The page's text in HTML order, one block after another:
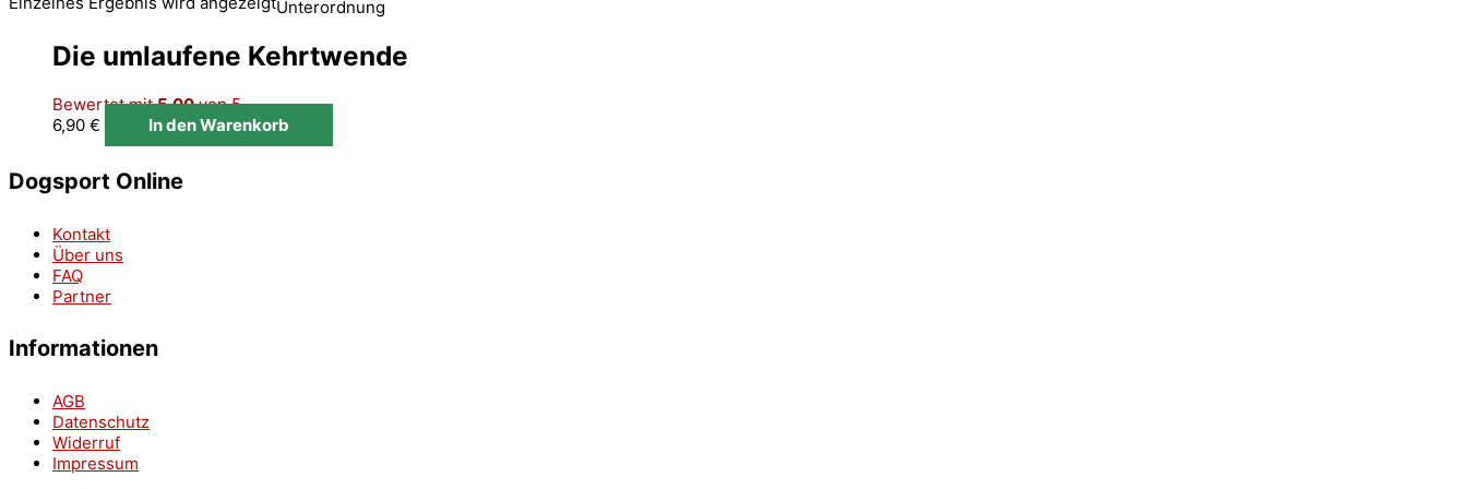
Unterordnung
Die umlaufene Kehrtwende
Bewertet mit5.00von 5
6,90 € In den Warenkorb
Dogsport Online
Kontakt
Über uns
FAQ
Partner
Informationen
AGB
Datenschutz
Widerruf
Impressum